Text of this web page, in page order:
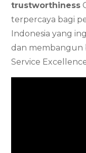
trustworthiness
terpercaya bagi
Indonesia yang
dan membangun
Service